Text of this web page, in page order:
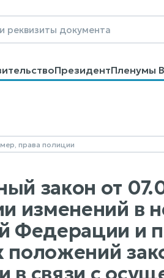
ПрезидентПленумы
КонтактыПомощьПоиск
закон от
изменений в
Федерации и